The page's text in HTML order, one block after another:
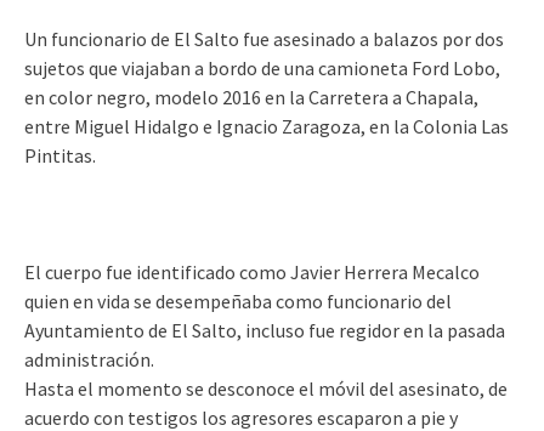
Un funcionario de El Salto fue asesinado a balazos por dos
sujetos que viajaban a bordo de una camioneta Ford Lobo,
en color negro, modelo 2016 en la Carretera a Chapala,
entre Miguel Hidalgo e Ignacio Zaragoza, en la Colonia Las
Pintitas.
El cuerpo fue identificado como Javier Herrera Mecalco
quien en vida se desempeñaba como funcionario del
Ayuntamiento de El Salto, incluso fue regidor en la pasada
administración.
Hasta el momento se desconoce el móvil del asesinato, de
acuerdo con testigos los agresores escaparon a pie y